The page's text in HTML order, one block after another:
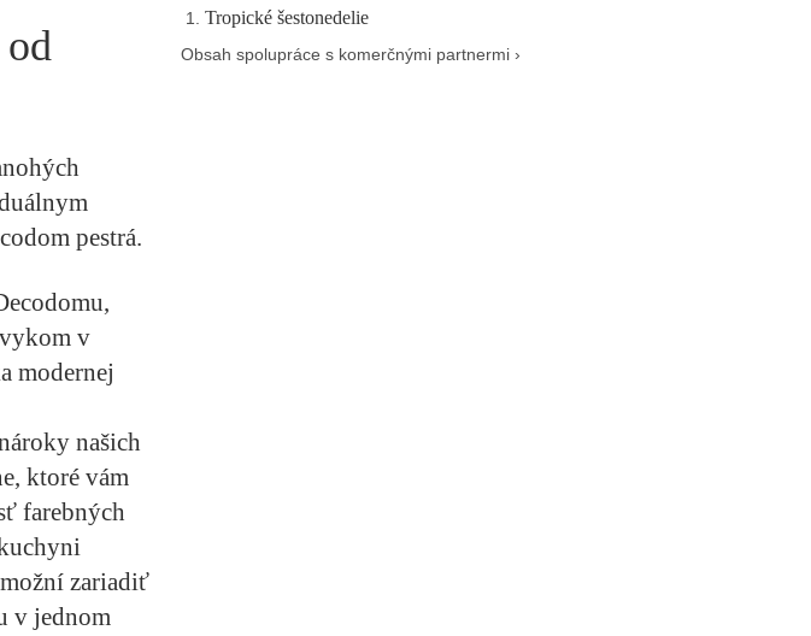
pestrá.
v
modernej
našich
ktoré vám
farebných
zariadiť
v jednom
Tropické šestonedelie
Obsah spolupráce s komerčnými partnermi ›